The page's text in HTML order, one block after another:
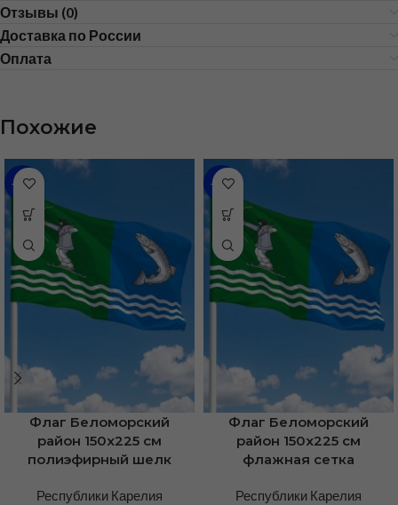
Отзывы (0)
Доставка по России
Оплата
Похожие
-31%
Флаг Беломорский
район 150х225 см
полиэфирный шелк
Республики Карелия
-36%
Флаг Беломорский
район 150х225 см
флажная сетка
Республики Карелия